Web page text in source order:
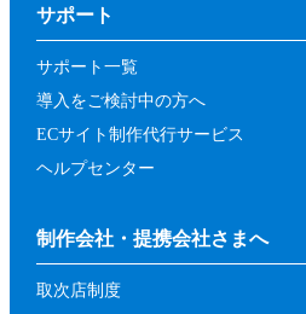
サポート
サポート一覧
導入をご検討中の方へ
ECサイト制作代行サービス
ヘルプセンター
制作会社・提携会社さまへ
取次店制度